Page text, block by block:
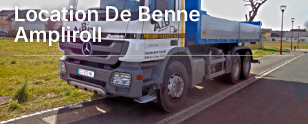
Location De Benne
Ampliroll